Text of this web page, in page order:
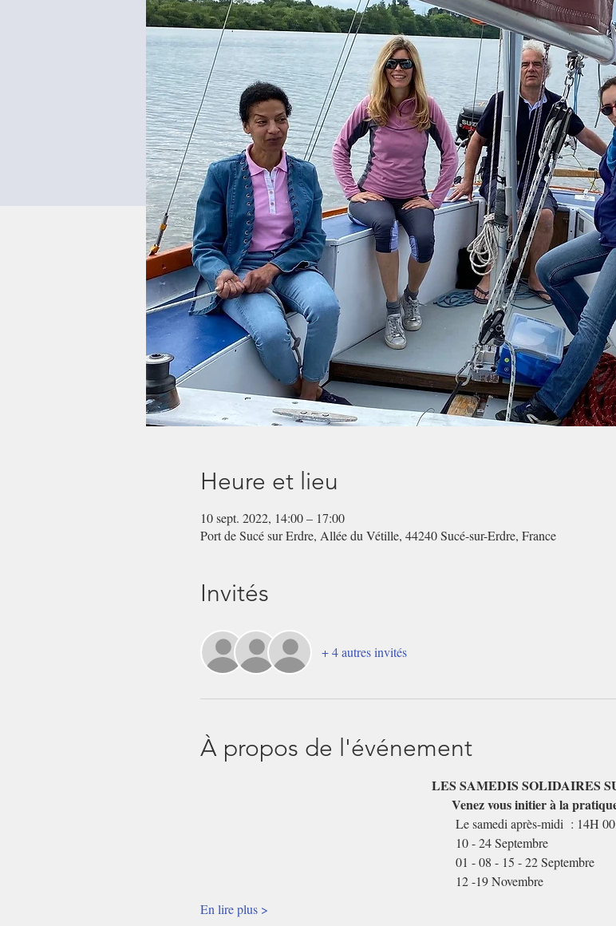
Heure et lieu
10 sept. 2022, 14:00 – 17:00
Port de Sucé sur Erdre, Allée du Vétille, 44240 Sucé-sur-Erdre, France
Invités
+ 4 autres invités
À propos de l'événement
LES SAMEDIS SOLIDAIRES SUR
Venez vous initier à la pratique de
Le samedi après-midi  : 14H 00 – 17
10 - 24 Septembre
01 - 08 - 15 - 22 Septembre
12 -19 Novembre
En lire plus >